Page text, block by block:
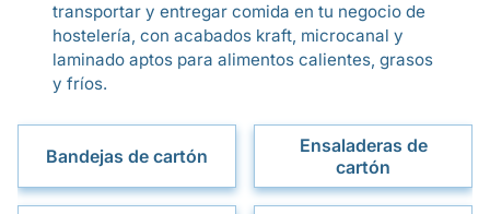
Bandejas de cartón
Ensaladeras de
cartón
transportar y entregar comida en tu negocio de
hostelería, con acabados kraft, microcanal y
laminado aptos para alimentos calientes, grasos
y fríos.